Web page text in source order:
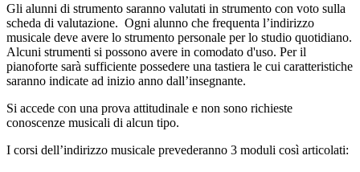
Gli alunni di strumento saranno valutati in strumento con voto sulla
scheda di valutazione. Ogni alunno che frequenta l’indirizzo
musicale deve avere lo strumento personale per lo studio quotidiano.
Alcuni strumenti si possono avere in comodato d'uso. Per il
pianoforte sarà sufficiente possedere una tastiera le cui caratteristiche
saranno indicate ad inizio anno dall’insegnante.
Si accede con una prova attitudinale e non sono richieste
conoscenze musicali di alcun tipo.
I corsi dell’indirizzo musicale prevederanno 3 moduli così articolati: